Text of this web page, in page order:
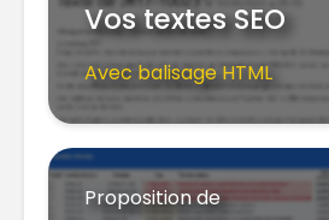
Vos textes SEO
Avec balisage HTML
Proposition de